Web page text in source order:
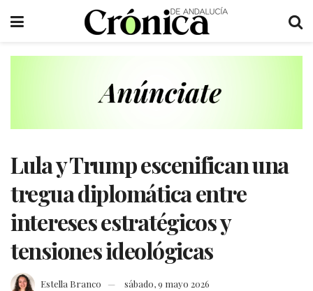
Lula y Trump escenifican una
tregua diplomática entre
intereses estratégicos y
tensiones ideológicas
Estella Branco sábado, 9 mayo 2026